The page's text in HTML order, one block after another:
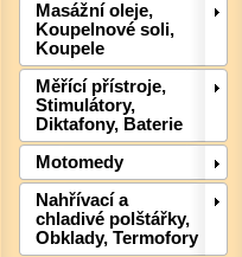
Masážní oleje,
Koupelnové soli,
Koupele
Měřící přístroje,
Stimulátory,
Diktafony, Baterie
Motomedy
Nahřívací a
chladivé polštářky,
Obklady, Termofory